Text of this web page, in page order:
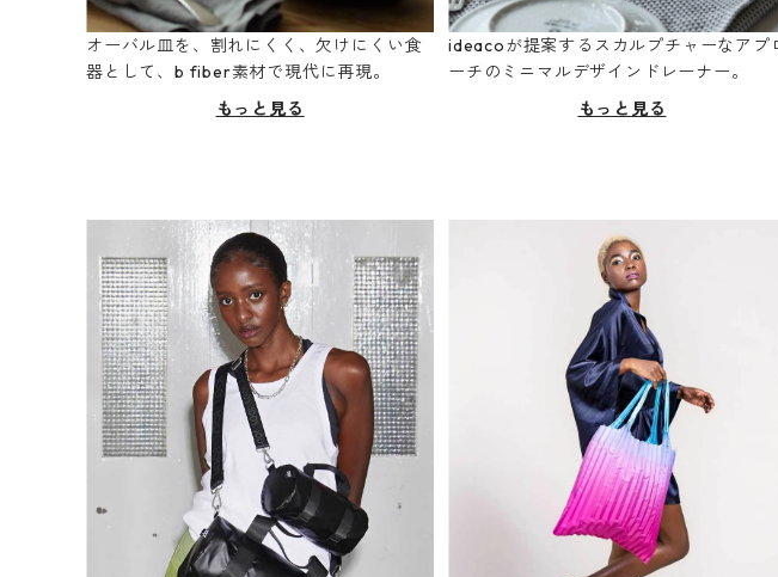
オーバル皿を、割れにくく、欠けにくい食
器として、b fiber素材で現代に再現。
もっと見る
ideacoが提案するスカルプチャーなアプ
ーチのミニマルデザインドレーナー。
もっと見る